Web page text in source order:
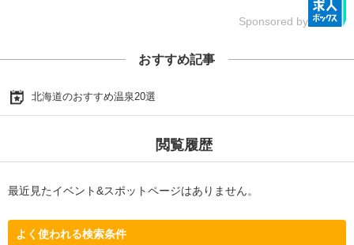
Sponsored by
おすすめ記事
北海道のおすすめ温泉20選
閲覧履歴
最近見たイベント&スポットページはありません。
よく使われる検索条件